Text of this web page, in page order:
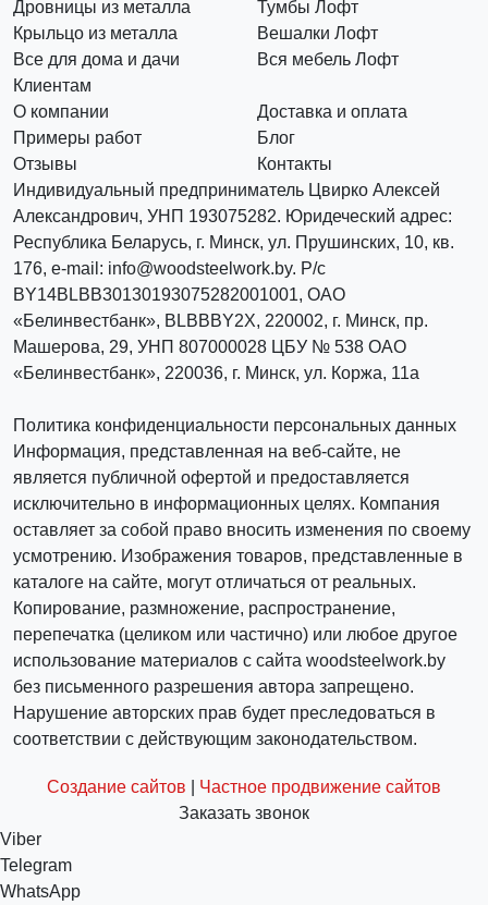
Дровницы из металла
Крыльцо из металла
Все для дома и дачи
Тумбы Лофт
Вешалки Лофт
Вся мебель Лофт
Клиентам
О компании
Доставка и оплата
Примеры работ
Блог
Отзывы
Контакты
Индивидуальный предприниматель Цвирко Алексей
Александрович, УНП 193075282. Юридеческий адрес:
Республика Беларусь, г. Минск, ул. Прушинских, 10, кв.
176, e-mail: info@woodsteelwork.by. Р/с
BY14BLBB30130193075282001001, ОАО
«Белинвестбанк», BLBBBY2X, 220002, г. Минск, пр.
Машерова, 29, УНП 807000028 ЦБУ № 538 ОАО
«Белинвестбанк», 220036, г. Минск, ул. Коржа, 11а
Политика конфиденциальности персональных данных
Информация, представленная на веб-сайте, не
является публичной офертой и предоставляется
исключительно в информационных целях. Компания
оставляет за собой право вносить изменения по своему
усмотрению. Изображения товаров, представленные в
каталоге на сайте, могут отличаться от реальных.
Копирование, размножение, распространение,
перепечатка (целиком или частично) или любое другое
использование материалов с сайта woodsteelwork.by
без письменного разрешения автора запрещено.
Нарушение авторских прав будет преследоваться в
соответствии с действующим законодательством.
Создание сайтов
Частное продвижение сайтов
Заказать звонок
Viber
Telegram
WhatsApp